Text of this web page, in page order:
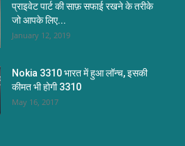
प्राइवेट पार्ट की साफ़ सफाई रखने के तरीके
जो आपके लिए...
January 12, 2019
Nokia 3310 भारत में हुआ लॉन्च, इसकी
कीमत भी होगी 3310
May 16, 2017